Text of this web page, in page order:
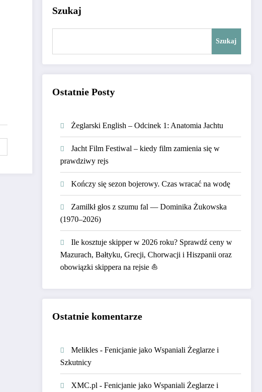
Szukaj
Szukaj
Ostatnie Posty
Żeglarski English – Odcinek 1: Anatomia Jachtu
Jacht Film Festiwal – kiedy film zamienia się w
prawdziwy rejs
Kończy się sezon bojerowy. Czas wracać na wodę
Zamilkł głos z szumu fal — Dominika Żukowska
(1970–2026)
Ile kosztuje skipper w 2026 roku? Sprawdź ceny w
Mazurach, Bałtyku, Grecji, Chorwacji i Hiszpanii oraz
obowiązki skippera na rejsie ⛵
Ostatnie komentarze
Melikles -Fenicjanie jako Wspaniali Żeglarze i
Szkutnicy
XMC.pl -Fenicjanie jako Wspaniali Żeglarze i